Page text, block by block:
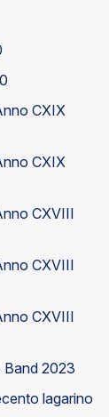
CXIX
CXIX
CXVIII
CXVIII
CXVIII
Band 2023
lagarino